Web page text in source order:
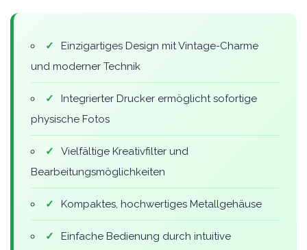
✓
Einzigartiges Design mit Vintage-Charme
und moderner Technik
✓
Integrierter Drucker ermöglicht sofortige
physische Fotos
✓
Vielfältige Kreativfilter und
Bearbeitungsmöglichkeiten
✓ Kompaktes, hochwertiges Metallgehäuse
✓ Einfache Bedienung durch intuitive